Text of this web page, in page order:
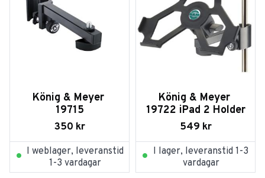
König & Meyer
19715
350 kr
I weblager, leveranstid
1-3 vardagar
König & Meyer
19722 iPad 2 Holder
549 kr
I lager, leveranstid 1-3
vardagar